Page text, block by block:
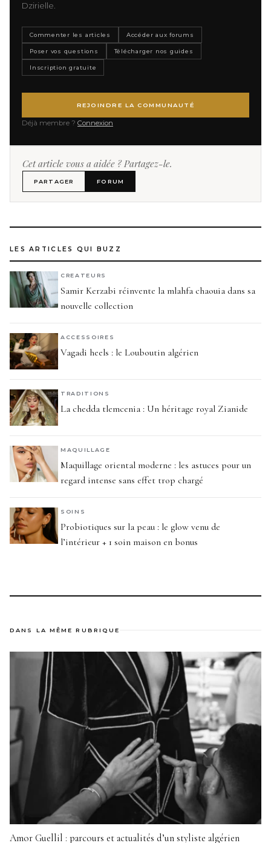
Dzirielle.
Commenter les articles Accéder aux forums
Poser vos questions Télécharger nos guides
Inscription gratuite
REJOINDRE LA COMMUNAUTÉ
Déjà membre ? Connexion
Cet article vous a aidée ? Partagez-le.
PARTAGER FORUM
LES ARTICLES QUI BUZZ
CREATEURS
Samir Kerzabi réinvente la mlahfa chaouia dans sa
nouvelle collection
ACCESSOIRES
Vagadi heels : le Louboutin algérien
TRADITIONS
La chedda tlemcenia : Un héritage royal Zianide
MAQUILLAGE
Maquillage oriental moderne : les astuces pour un
regard intense sans effet trop chargé
SOINS
Probiotiques sur la peau : le glow venu de
l’intérieur + 1 soin maison en bonus
DANS LA MÊME RUBRIQUE
Amor Guellil : parcours et actualités d’un styliste algérien